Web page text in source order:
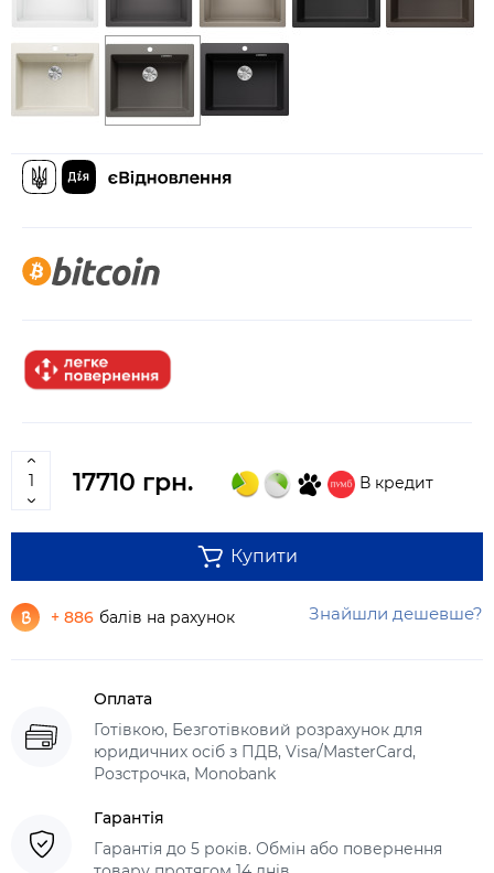
17710 грн. В кредит
Купити
+ 886 балів на рахунок Знайшли дешевше?
Оплата
Готівкою, Безготівковий розрахунок для
юридичних осіб з ПДВ, Visa/MasterCard,
Розстрочка, Monobank
Гарантія
Гарантія до 5 років. Обмін або повернення